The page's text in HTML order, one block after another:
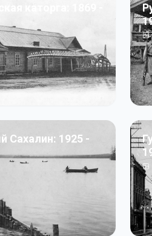
каторга: 1869 -
Сахалин: 1925 -